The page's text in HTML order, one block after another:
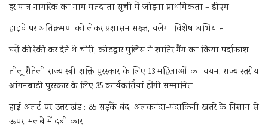
हर पात्र नागरिक का नाम मतदाता सूची में जोड़ना प्राथमिकता – डीएम
हाइवे पर अतिक्रमण को लेकर प्रशासन सख्त, चलेगा विशेष अभियान
घरों की रेकी कर देते थे चोरी, कोटद्वार पुलिस ने शातिर गैंग का किया पर्दाफाश
तीलू रौतेली राज्य स्त्री शक्ति पुरस्कार के लिए 13 महिलाओं का चयन, राज्य स्तरीय
आंगनबाड़ी पुरस्कार के लिए 35 कार्यकर्तियां होंगी सम्मानित
हाई अलर्ट पर उत्तराखंड : 85 सड़कें बंद, अलकनंदा-मंदाकिनी खतरे के निशान से
ऊपर, मलबे में दबी कार